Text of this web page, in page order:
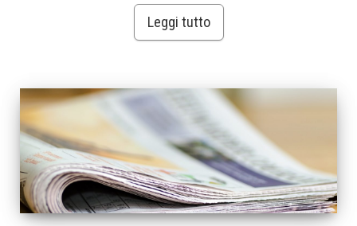
Leggi tutto